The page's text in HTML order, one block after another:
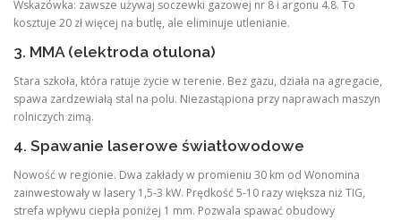
Wskazówka: zawsze używaj soczewki gazowej nr 8 i argonu 4.8. To
kosztuje 20 zł więcej na butlę, ale eliminuje utlenianie.
3. MMA (elektroda otulona)
Stara szkoła, która ratuje życie w terenie. Bez gazu, działa na agregacie,
spawa zardzewiałą stal na polu. Niezastąpiona przy naprawach maszyn
rolniczych zimą.
4. Spawanie laserowe światłowodowe
Nowość w regionie. Dwa zakłady w promieniu 30 km od Wonomina
zainwestowały w lasery 1,5-3 kW. Prędkość 5-10 razy większa niż TIG,
strefa wpływu ciepła poniżej 1 mm. Pozwala spawać obudowy